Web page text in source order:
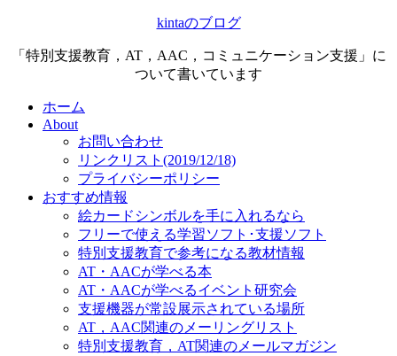
kintaのブログ
「特別支援教育，AT，AAC，コミュニケーション支援」に
ついて書いています
ホーム
About
お問い合わせ
リンクリスト(2019/12/18)
プライバシーポリシー
おすすめ情報
絵カードシンボルを手に入れるなら
フリーで使える学習ソフト･支援ソフト
特別支援教育で参考になる教材情報
AT・AACが学べる本
AT・AACが学べるイベント研究会
支援機器が常設展示されている場所
AT，AAC関連のメーリングリスト
特別支援教育，AT関連のメールマガジン